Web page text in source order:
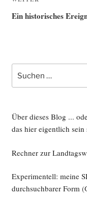
Beitrag
Ein historisches
nach:
Über dieses Blog ...
das hier eigentlich sein
Rechner zur
Experimentell: meine
durchsuchbarer Form